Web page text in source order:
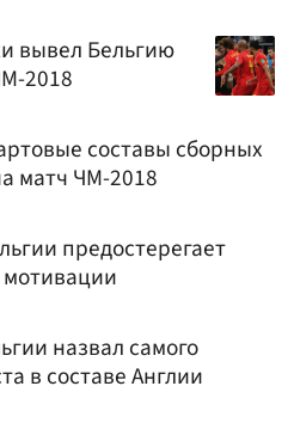
вывел Бельгию
2018
составы сборных
матч ЧМ-2018
предостерегает
назвал самого
в составе Англии